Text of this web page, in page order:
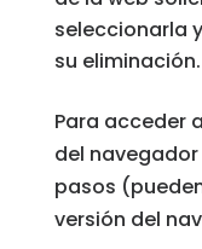
seleccionarla
su eliminación.
Para acceder
del navegador
pasos
versión del